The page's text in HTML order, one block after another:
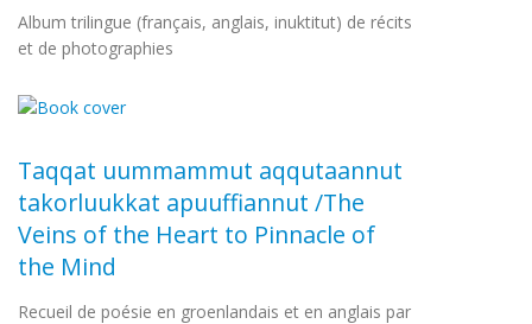
Album trilingue (français, anglais, inuktitut) de récits
et de photographies
Taqqat uummammut aqqutaannut
takorluukkat apuuffiannut /The
Veins of the Heart to Pinnacle of
the Mind
Recueil de poésie en groenlandais et en anglais par